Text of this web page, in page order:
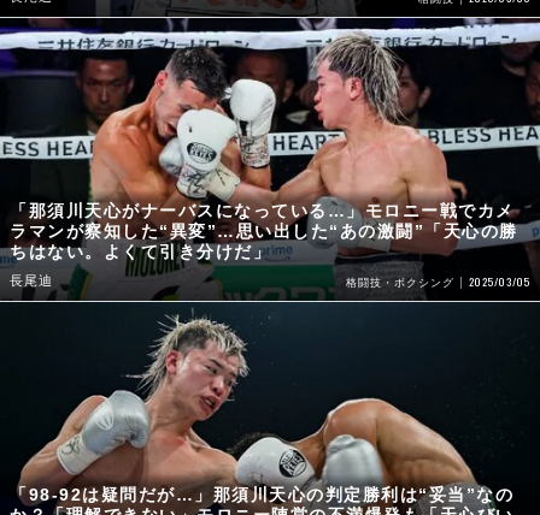
「那須川天心がナーバスになっている…」モロニー戦でカメ
ラマンが察知した“異変”…思い出した“あの激闘”「天心の勝
ちはない。よくて引き分けだ」
長尾迪 格闘技・ボクシング 2025/03/05
「98-92は疑問だが…」那須川天心の判定勝利は“妥当”なの